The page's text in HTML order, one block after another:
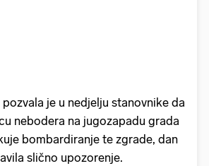
pozvala je u nedjelju stanovnike da
nebodera na jugozapadu grada
bombardiranje te zgrade, dan
slično upozorenje.